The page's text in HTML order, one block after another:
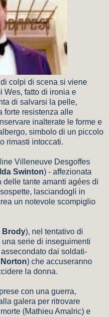
colpi di scena si viene
Wes, fatto di ironia e
di salvarsi la pelle,
forte resistenza alle
inalterate le forme e
simbolo di un piccolo
rimasti intoccati.
Villeneuve Desgoffes
Swinton) - affezionata
tante amanti agées di
lasciandogli in
un notevole scompiglio
Brody), nel tentativo di
serie di inseguimenti
dai soldati-
) che accuseranno
la donna.
con una guerra,
galera per ritrovare
(Mathieu Amalric) e